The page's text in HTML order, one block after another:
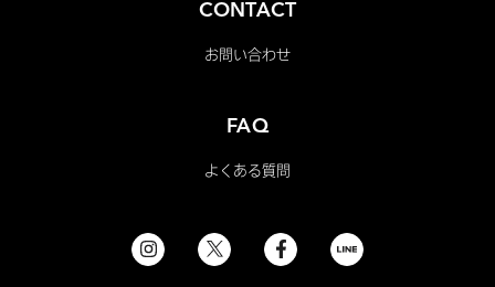
CONTACT
お問い合わせ
FAQ
よくある質問